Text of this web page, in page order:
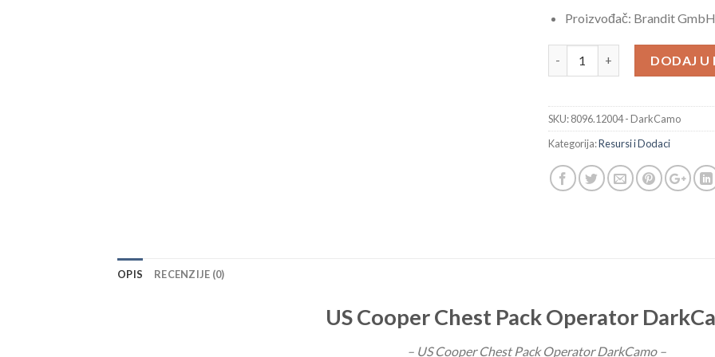
Proizvođač: Brandit
DODAJ U
SKU:8096.12004 - DarkCamo
Kategorija:Resursi i Dodaci
OPIS RECENZIJE (0)
US Cooper Chest Pack Operator
– US Cooper Chest Pack Operator DarkCamo –